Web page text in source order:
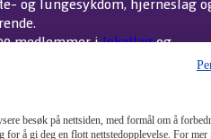
medlemmer ilokallagog
besøk på nettsiden, med formål om å
for å gi deg en flott nettstedopplevelse. For